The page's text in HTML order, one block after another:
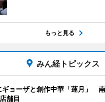
もっと見る
みん経トピックス
ギョーザと創作中華「蓮月」
舗目